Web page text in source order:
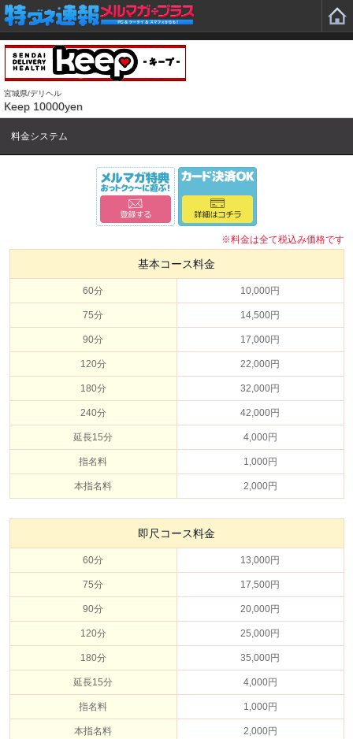
宮城県/デリヘル
Keep 10000yen
料金システム
※料金は全て税込み価格です
基本コース料金
60分 10,000円
75分 14,500円
90分 17,000円
120分 22,000円
180分 32,000円
240分 42,000円
延長15分 4,000円
指名料 1,000円
本指名料 2,000円
即尺コース料金
60分 13,000円
75分 17,500円
90分 20,000円
120分 25,000円
180分 35,000円
延長15分 4,000円
指名料 1,000円
本指名料 2,000円